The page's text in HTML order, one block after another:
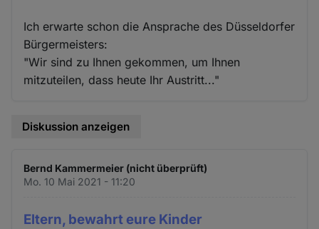
Ich erwarte schon die Ansprache des Düsseldorfer
Bürgermeisters:
"Wir sind zu Ihnen gekommen, um Ihnen
mitzuteilen, dass heute Ihr Austritt..."
Diskussion anzeigen
Bernd Kammermeier (nicht überprüft)
Mo. 10 Mai 2021 - 11:20
Eltern, bewahrt eure Kinder